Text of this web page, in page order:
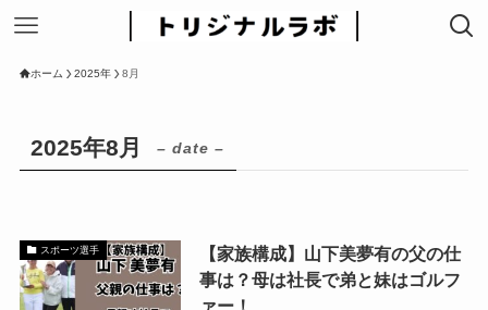
ホーム 2025年 8月
2025年8月 – date –
スポーツ選手
【家族構成】山下美夢有の父の仕
事は？母は社長で弟と妹はゴルフ
ァー！